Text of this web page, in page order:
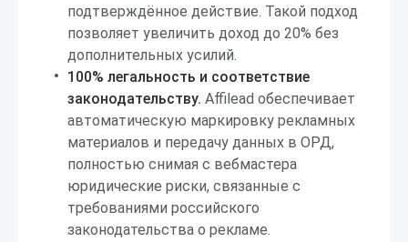
подтверждённое действие. Такой подход
позволяет увеличить доход до 20% без
дополнительных усилий.
100% легальность и соответствие
законодательству. Affilead обеспечивает
автоматическую маркировку рекламных
материалов и передачу данных в ОРД,
полностью снимая с вебмастера
юридические риски, связанные с
требованиями российского
законодательства о рекламе.